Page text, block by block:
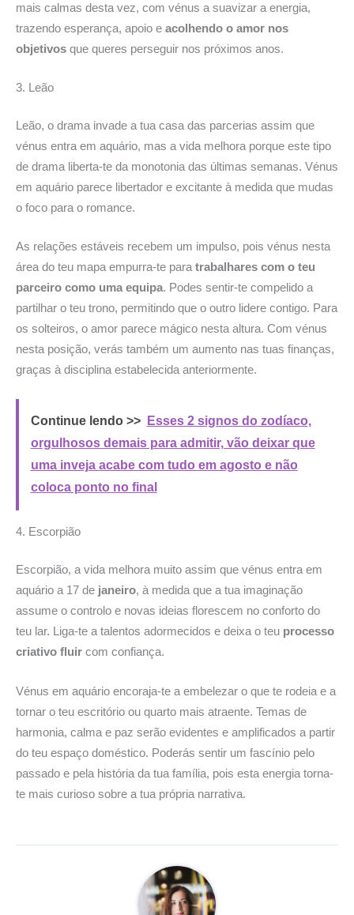
mais calmas desta vez, com vénus a suavizar a energia,
trazendo esperança, apoio e acolhendo o amor nos
objetivos que queres perseguir nos próximos anos.
3. Leão
Leão, o drama invade a tua casa das parcerias assim que
vénus entra em aquário, mas a vida melhora porque este tipo
de drama liberta-te da monotonia das últimas semanas. Vénus
em aquário parece libertador e excitante à medida que mudas
o foco para o romance.
As relações estáveis recebem um impulso, pois vénus nesta
área do teu mapa empurra-te paratrabalhares com o teu
parceiro como uma equipa. Podes sentir-te compelido a
partilhar o teu trono, permitindo que o outro lidere contigo. Para
os solteiros, o amor parece mágico nesta altura. Com vénus
nesta posição, verás também um aumento nas tuas finanças,
graças à disciplina estabelecida anteriormente.
Continue lendo >>
Esses 2 signos do zodíaco,
orgulhosos demais para admitir, vão deixar que
uma inveja acabe com tudo em agosto e não
coloca ponto no final
4. Escorpião
Escorpião, a vida melhora muito assim que vénus entra em
aquário a 17 de janeiro, à medida que a tua imaginação
assume o controlo e novas ideias florescem no conforto do
teu lar. Liga-te a talentos adormecidos e deixa o teu processo
criativo fluir com confiança.
Vénus em aquário encoraja-te a embelezar o que te rodeia e a
tornar o teu escritório ou quarto mais atraente. Temas de
harmonia, calma e paz serão evidentes e amplificados a partir
do teu espaço doméstico. Poderás sentir um fascínio pelo
passado e pela história da tua família, pois esta energia torna-
te mais curioso sobre a tua própria narrativa.